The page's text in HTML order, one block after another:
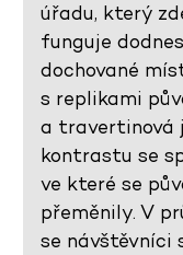
úřadu, který
funguje
dochované
s replikami
a travertinová
kontrastu se
ve které se
přeměnily. V
se návštěvníci